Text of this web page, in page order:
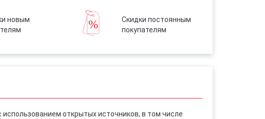
новым
Скидки постоянным
покупателям
открытых источников, в том числе